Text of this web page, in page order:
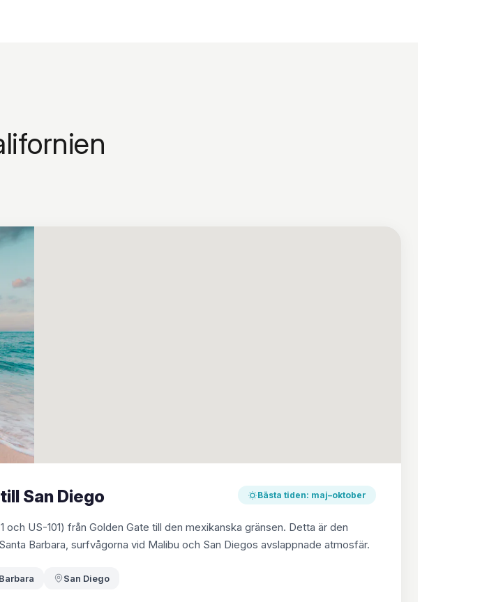
San Diego Bästa tiden: maj–oktober
US-101) från Golden Gate till den mexikanska gränsen. Detta är den
Barbara, surfvågorna vid Malibu och San Diegos avslappnade atmosfär.
San Diego